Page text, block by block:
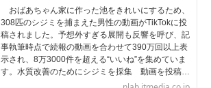
おばあちゃん家に作った池をきれいにするため、
308匹のシジミを捕まえた男性の動画がTikTokに投
稿されました。予想外すぎる展開も反響を呼び、記
事執筆時点で続報の動画を合わせて390万回以上表
示され、8万3000件を超える“いいね”を集めていま
す。水質改善のためにシジミを採集 動画を投稿…